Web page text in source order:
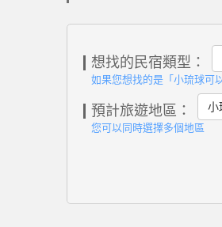
想找的民宿類型：
如果您想找的是「小琉球可
預計旅遊地區： 小
您可以同時選擇多個地區